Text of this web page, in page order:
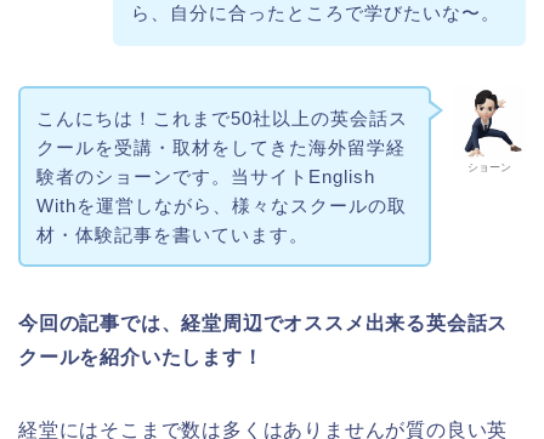
ら、自分に合ったところで学びたいな〜。
ショーン
こんにちは！これまで50社以上の英会話ス
クールを受講・取材をしてきた海外留学経
験者のショーンです。当サイトEnglish
Withを運営しながら、様々なスクールの取
材・体験記事を書いています。
今回の記事では、経堂周辺でオススメ出来る英会話ス
クールを紹介いたします！
経堂にはそこまで数は多くはありませんが質の良い英